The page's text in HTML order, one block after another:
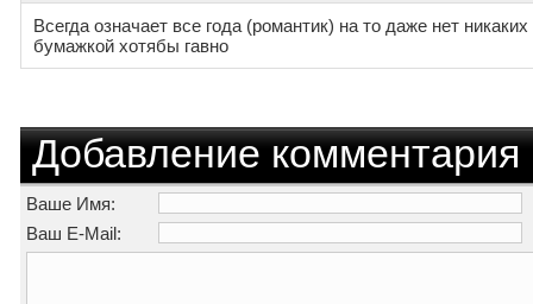
Всегда означает все года (романтик) на то даже нет
бумажкой хотябы гавно
Добавление комментария
Ваше Имя:
Ваш E-Mail: